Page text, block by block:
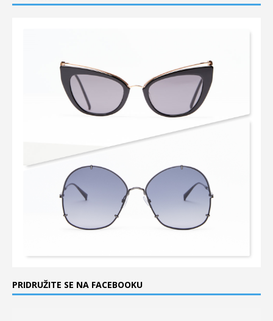
PRIDRUŽITE SE NA FACEBOOKU